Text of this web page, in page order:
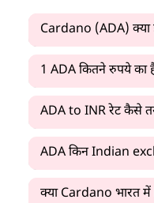
Cardano (ADA) क्या
1 ADA कितने रुपये का
ADA to INR रेट कैसे
ADA किन Indian
क्या Cardano भारत